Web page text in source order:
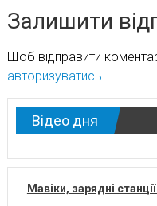
Залишити
Щоб відправити
авторизуватись
Відео дня
Мавіки, зарядні